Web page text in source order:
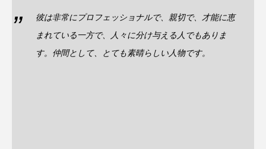
彼は非常にプロフェッショナルで、親切で、才能に恵
まれている一方で、人々に分け与える人でもありま
す。仲間として、とても素晴らしい人物です。